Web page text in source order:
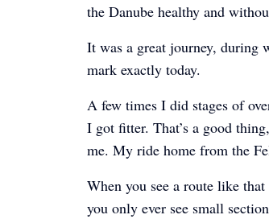
the Danube healthy and
It was a great journey, during
mark exactly today.
A few times I did stages of
I got fitter. That’s a good
me. My ride home from the
When you see a route like
you only ever see small